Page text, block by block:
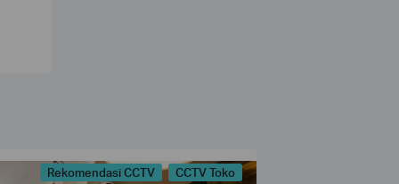
Rekomendasi CCTV
CCTV Toko